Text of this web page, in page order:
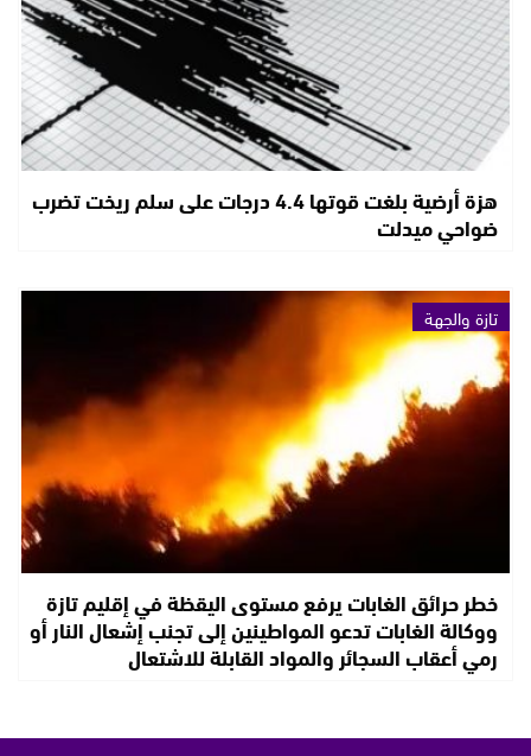
هزة أرضية بلغت قوتها 4.4 درجات على سلم ريخت تضرب
ضواحي ميدلت
تازة والجهة
خطر حرائق الغابات يرفع مستوى اليقظة في إقليم تازة
ووكالة الغابات تدعو المواطينين إلى تجنب إشعال النار أو
رمي أعقاب السجائر والمواد القابلة للاشتعال